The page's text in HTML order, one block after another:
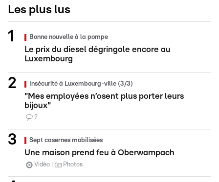
Les plus lus
Bonne nouvelle à la pompe
Le prix du diesel dégringole encore au
Luxembourg
Insécurité à Luxembourg-ville (3/3)
"Mes employées n’osent plus porter leurs
bijoux"
2
Sept casernes mobilisées
Une maison prend feu à Oberwampach
Vidéo Photos